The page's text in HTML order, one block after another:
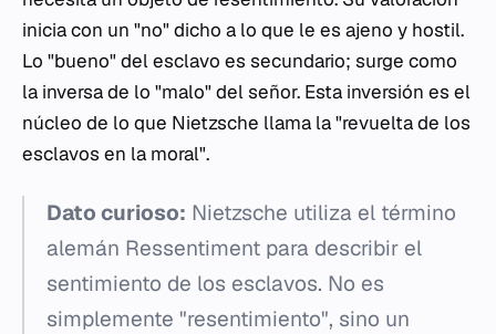
inicia con un "no" dicho a lo que le es ajeno y hostil.
Lo "bueno" del esclavo es secundario; surge como
la inversa de lo "malo" del señor. Esta inversión es el
núcleo de lo que Nietzsche llama la "revuelta de los
esclavos en la moral".
Dato curioso: Nietzsche utiliza el término
alemán Ressentiment para describir el
sentimiento de los esclavos. No es
simplemente "resentimiento", sino un